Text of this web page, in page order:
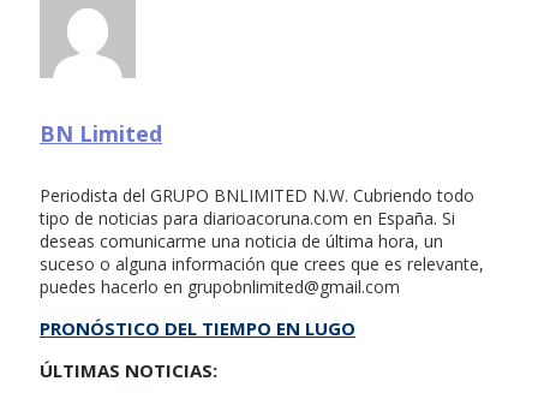
BN Limited
Periodista del GRUPO BNLIMITED N.W. Cubriendo todo
tipo de noticias para diarioacoruna.com en España. Si
deseas comunicarme una noticia de última hora, un
suceso o alguna información que crees que es relevante,
puedes hacerlo en grupobnlimited@gmail.com
PRONÓSTICO DEL TIEMPO EN LUGO
ÚLTIMAS NOTICIAS: